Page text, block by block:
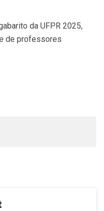
da UFPR 2025,
de professores